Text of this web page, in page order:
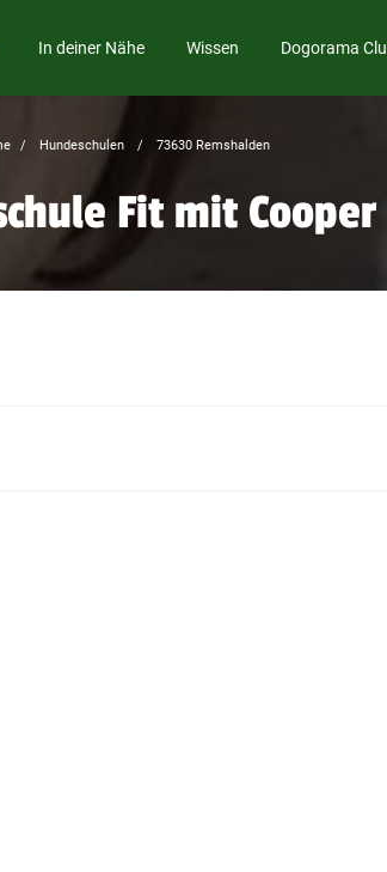
In deiner Nähe Wissen Dogorama
Hundeschulen 73630 Remshalden
Fit mit Cooper